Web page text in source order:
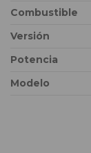
Combustible
Versión
Potencia
Modelo